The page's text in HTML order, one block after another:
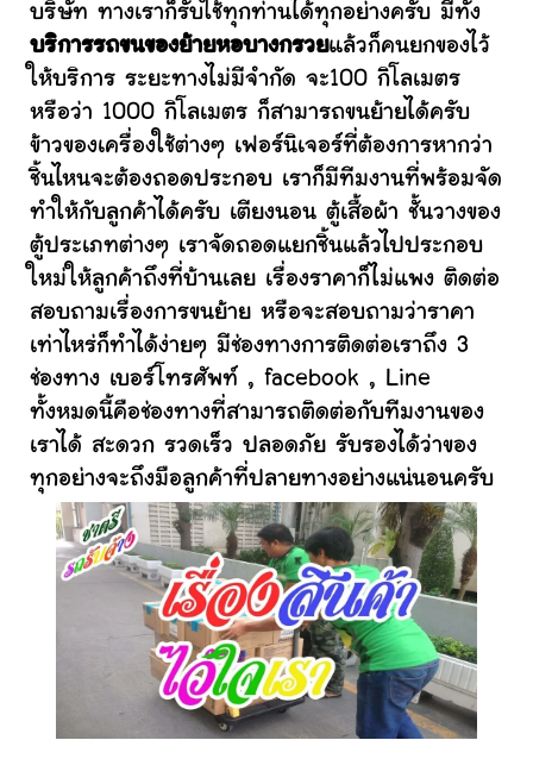
บริษัท ทางเราก็รับใช้ทุกท่านได้ทุกอย่างครับ มีทั้ง
บริการรถขนของย้ายหอบางกรวยแล้วก็คนยกของไว้
ให้บริการ ระยะทางไม่มีจำกัด จะ100 กิโลเมตร
หรือว่า 1000 กิโลเมตร ก็สามารถขนย้ายได้ครับ
ข้าวของเครื่องใช้ต่างๆ เฟอร์นิเจอร์ที่ต้องการหากว่า
ชิ้นไหนจะต้องถอดประกอบ เราก็มีทีมงานที่พร้อมจัด
ทำให้กับลูกค้าได้ครับ เตียงนอน ตู้เสื้อผ้า ชั้นวางของ
ตู้ประเภทต่างๆ เราจัดถอดแยกชิ้นแล้วไปประกอบ
ใหม่ให้ลูกค้าถึงที่บ้านเลย เรื่องราคาก็ไม่แพง ติดต่อ
สอบถามเรื่องการขนย้าย หรือจะสอบถามว่าราคา
เท่าไหร่ก็ทำได้ง่ายๆ มีช่องทางการติดต่อเราถึง 3
ช่องทาง เบอร์โทรศัพท์ , facebook , Line
ทั้งหมดนี้คือช่องทางที่สามารถติดต่อกับทีมงานของ
เราได้ สะดวก รวดเร็ว ปลอดภัย รับรองได้ว่าของ
ทุกอย่างจะถึงมือลูกค้าที่ปลายทางอย่างแน่นอนครับ